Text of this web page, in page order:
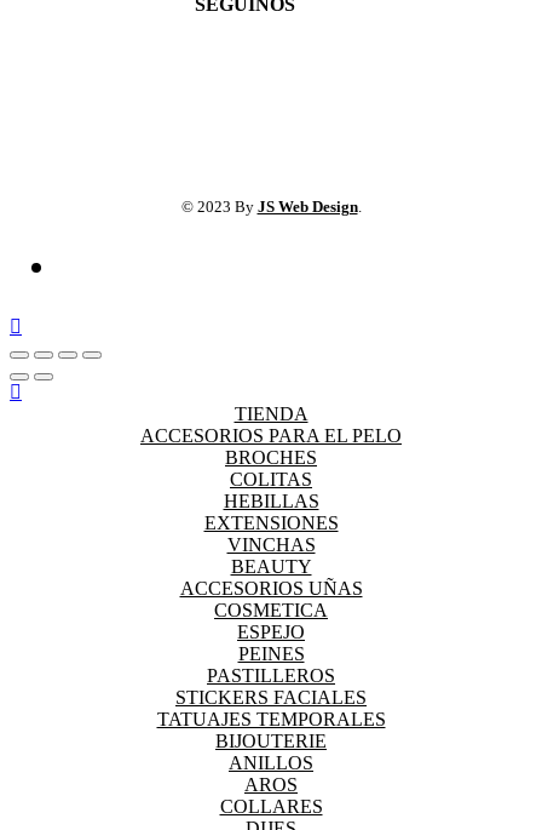
SEGUINOS
© 2023 By JS Web Design.
TIENDA
ACCESORIOS PARA EL PELO
BROCHES
COLITAS
HEBILLAS
EXTENSIONES
VINCHAS
BEAUTY
ACCESORIOS UÑAS
COSMETICA
ESPEJO
PEINES
PASTILLEROS
STICKERS FACIALES
TATUAJES TEMPORALES
BIJOUTERIE
ANILLOS
AROS
COLLARES